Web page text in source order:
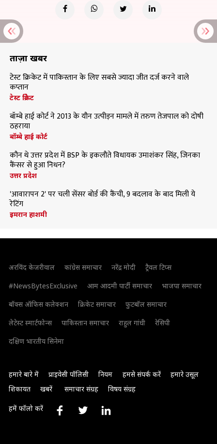
ताज़ा खबरें
टेस्ट क्रिकेट में पाकिस्तान के लिए सबसे ज्यादा जीत दर्ज करने वाले
कप्तान
टेस्ट क्रिकेट
बॉम्बे हाई कोर्ट ने 2013 के यौन उत्पीड़न मामले में तरुण तेजपाल को दोषी
ठहराया
बॉम्बे हाई कोर्ट
कौन थे उत्तर प्रदेश में BSP के इकलौते विधायक उमाशंकर सिंह, जिनका
कैंसर से हुआ निधन?
उत्तर प्रदेश
'आवारापन 2' पर चली सेंसर बोर्ड की कैंची, 9 बदलाव के बाद मिली ये
रेटिंग
इमरान हाशमी
अरविंद केजरीवाल कांग्रेस समाचार नरेंद्र मोदी
ट्रैवल टिप्स
#NewsBytesExclusive
आम आदमी पार्टी समाचार
भाजपा समाचार
बॉक्स ऑफिस कलेक्शन
क्रिकेट समाचार
फुटबॉल समाचार
लेटेस्ट स्मार्टफोन्स
पाकिस्तान समाचार राहुल गांधी
रेसिपी
दक्षिण भारतीय सिनेमा
हमारे बारे में प्राइवेसी पॉलिसी नियम हमसे संपर्क करें
हमारे उसूल
शिकायत
खबरें समाचार संग्रह विषय संग्रह
हमें फॉलो करें